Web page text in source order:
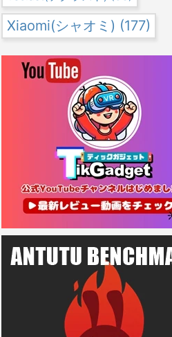
Xiaomi(シャオミ) (177)